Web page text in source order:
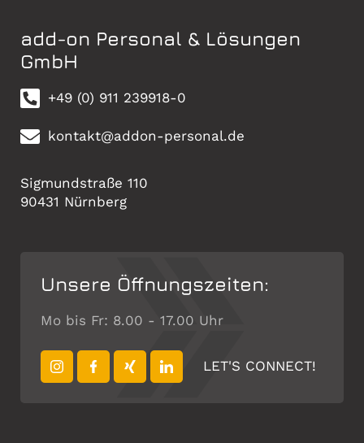
add-on Personal & Lösungen
GmbH
+49 (0) 911 239918-0
kontakt@addon-personal.de
Sigmundstraße 110
90431 Nürnberg
Unsere Öffnungszeiten:
Mo bis Fr: 8.00 - 17.00 Uhr
LET'S CONNECT!